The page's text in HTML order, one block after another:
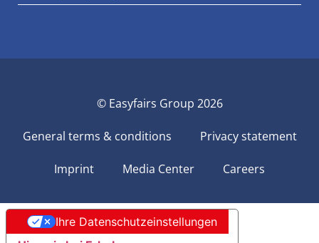
© Easyfairs Group 2026
General terms & conditions Privacy statement
Imprint Media Center Careers
Ihre Datenschutzeinstellungen